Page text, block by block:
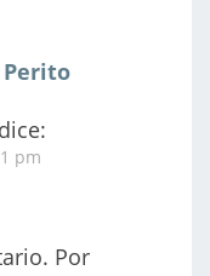
Perito
dice:
pm
Por